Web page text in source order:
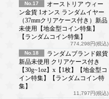
No.17
オーストリア ウィー
ン金貨 1オンス ランダムイヤー
（37mmクリアケース付き）新品
未使用【地金型コイン特集】
【ランダムコイン特集】
774,298円(税込)
No.18
ランダムブランド銀貨
新品未使用 クリアケース付き
【30g~1oz】x【1枚】【地金型コ
イン特集】【ランダムコイン特
集】
11,797円(税込)